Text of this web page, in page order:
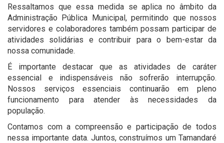
Ressaltamos que essa medida se aplica no âmbito da
Administração Pública Municipal, permitindo que nossos
servidores e colaboradores também possam participar de
atividades solidárias e contribuir para o bem-estar da
nossa comunidade.
É importante destacar que as atividades de caráter
essencial e indispensáveis não sofrerão interrupção.
Nossos serviços essenciais continuarão em pleno
funcionamento para atender às necessidades da
população.
Contamos com a compreensão e participação de todos
nessa importante data. Juntos, construímos um Tamandaré